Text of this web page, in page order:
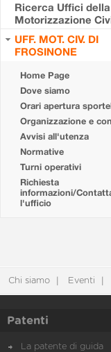
Ricerca Uffici della
Motorizzazione
UFF. MOT. CIV. DI
FROSINONE
Home Page
Dove siamo
Orari apertura
Organizzazione e
Avvisi all'utenza
Normative
Turni operativi
Richiesta
informazioni/
l'ufficio
Chi siamo Eventi
Patenti
La patente di guida